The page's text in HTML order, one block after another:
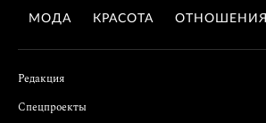
МОДА КРАСОТА ОТНОШЕНИЯ
Редакция
Спецпроекты